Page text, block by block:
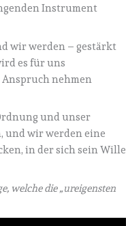
Instrument
wir werden – gestärkt
es für uns
nehmen
und unser
und wir werden eine
in der sich sein Wille
welche die „ureigensten